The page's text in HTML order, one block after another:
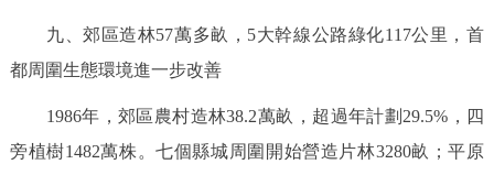
九、郊區造林57萬多畝，5大幹線公路綠化117公里，首
都周圍生態環境進一步改善
1986年，郊區農村造林38.2萬畝，超過年計劃29.5%，四
旁植樹1482萬株。七個縣城周圍開始營造片林3280畝；平原